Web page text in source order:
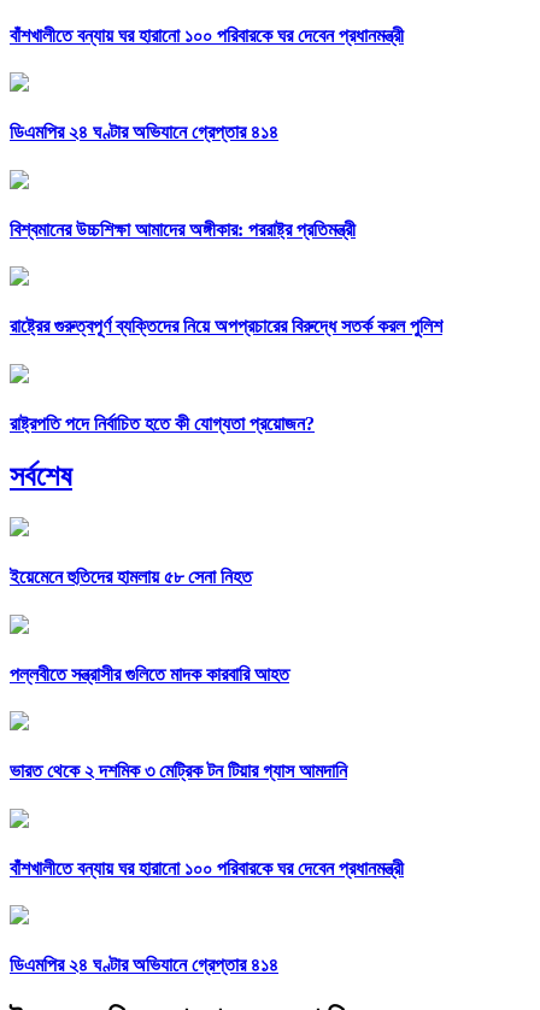
বাঁশখালীতে বন্যায় ঘর হারানো ১০০ পরিবারকে ঘর দেবেন প্রধানমন্ত্রী
ডিএমপির ২৪ ঘণ্টার অভিযানে গ্রেপ্তার ৪১৪
বিশ্বমানের উচ্চশিক্ষা আমাদের অঙ্গীকার: পররাষ্ট্র প্রতিমন্ত্রী
রাষ্ট্রের গুরুত্বপূর্ণ ব্যক্তিদের নিয়ে অপপ্রচারের বিরুদ্ধে সতর্ক করল পুলিশ
রাষ্ট্রপতি পদে নির্বাচিত হতে কী যোগ্যতা প্রয়োজন?
সর্বশেষ
ইয়েমেনে হুতিদের হামলায় ৫৮ সেনা নিহত
পল্লবীতে সন্ত্রাসীর গুলিতে মাদক কারবারি আহত
ভারত থেকে ২ দশমিক ৩ মেট্রিক টন টিয়ার গ্যাস আমদানি
বাঁশখালীতে বন্যায় ঘর হারানো ১০০ পরিবারকে ঘর দেবেন প্রধানমন্ত্রী
ডিএমপির ২৪ ঘণ্টার অভিযানে গ্রেপ্তার ৪১৪